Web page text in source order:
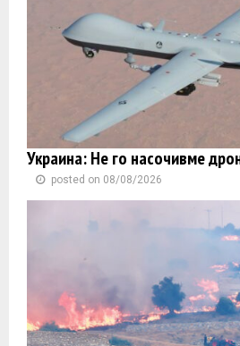
Украина: Не го насочивме
posted on 08/08/2026